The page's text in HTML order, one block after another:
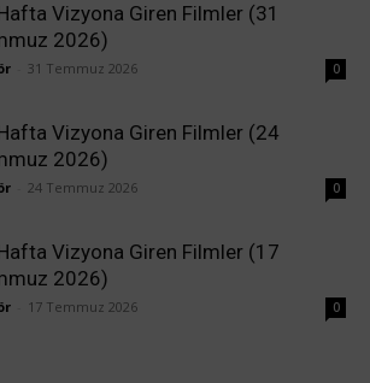
Vizyona Giren Filmler (31
2026)
31 Temmuz 2026 0
Vizyona Giren Filmler (24
2026)
24 Temmuz 2026 0
Vizyona Giren Filmler (17
2026)
17 Temmuz 2026 0